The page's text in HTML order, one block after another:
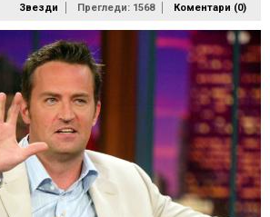
Звезди Прегледи: 1568 Коментари (0)